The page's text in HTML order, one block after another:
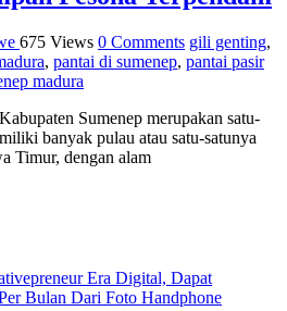
675 Views 0 Comments gili genting,
, pantai di sumenep, pantai pasir
madura
Sumenep merupakan satu-
banyak pulau atau satu-satunya
Timur, dengan alam